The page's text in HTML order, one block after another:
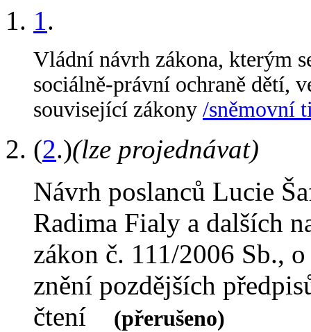
1 .
Vládní návrh zákona, kterým
sociálně-právní ochraně dětí,
související zákony /sněmovní
(2.)(lze projednávat)
Návrh poslanců Lucie
Radima Fialy a dalších
zákon č. 111/2006 Sb.,
znění pozdějších
čtení (přerušeno)